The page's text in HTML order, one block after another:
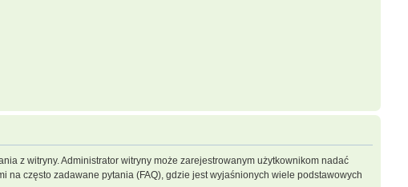
z witryny. Administrator witryny może zarejestrowanym użytkownikom nadać
często zadawane pytania (FAQ), gdzie jest wyjaśnionych wiele podstawowych